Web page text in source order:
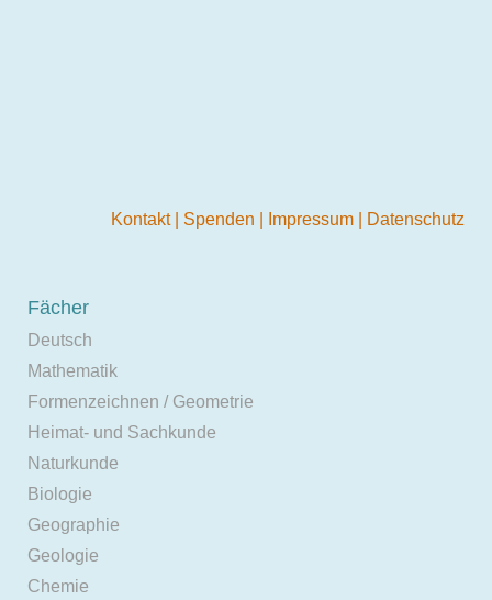
Kontakt Spenden Impressum Datenschutz
Fächer
Deutsch
Mathematik
Formenzeichnen / Geometrie
Heimat- und Sachkunde
Naturkunde
Biologie
Geographie
Geologie
Chemie